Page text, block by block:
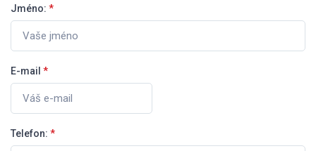
Jméno: *
E-mail *
Telefon: *